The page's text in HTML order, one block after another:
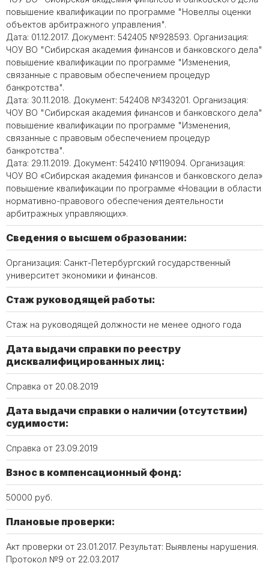
повышение квалификации по программе "Новеллы оценки
объектов арбитражного управления".
Дата: 01.12.2017. Документ: 542405 №928593. Организация:
ЧОУ ВО "Сибирская академия финансов и банковского дела"
повышение квалификации по программе "Изменения,
связанные с правовым обеспечением процедур
банкротства".
Дата: 30.11.2018. Документ: 542408 №343201. Организация:
ЧОУ ВО "Сибирская академия финансов и банковского дела"
повышение квалификации по программе "Изменения,
связанные с правовым обеспечением процедур
банкротства".
Дата: 29.11.2019. Документ: 542410 №119094. Организация:
ЧОУ ВО «Сибирская академия финансов и банковского дела»
повышение квалификации по программе «Новации в области
нормативно-правового обеспечения деятельности
арбитражных управляющих».
Сведения о высшем образовании:
Организация: Санкт-Петербургский государственный
университет экономики и финансов.
Стаж руководящей работы:
Стаж на руководящей должности не менее одного года
Дата выдачи справки по реестру
дисквалифицированных лиц:
Справка от 20.08.2019
Дата выдачи справки о наличии (отсутствии)
судимости:
Справка от 23.09.2019
Взнос в компенсационный фонд:
50000 руб.
Плановые проверки:
Акт проверки от 23.01.2017. Результат: Выявлены нарушения.
Протокол №9 от 22.03.2017